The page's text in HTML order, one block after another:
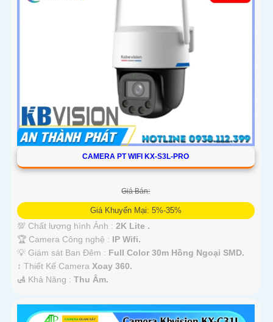
CAMERA PT WIFI KX-S3L-PRO
Giá Bán:
Giá Khuyến Mại: 5%-35%
💯 Chất lượng hình Ảnh : 2K Lite .
🏆 Camera Công nghệ : IP Wifi.
💡 Giám sát Ban Đêm : Full Color 30m Hồng Ngoại SMD.
↕️ Thiết Kế Camera Xoay 360.
️🛃 Khả Năng : Thu Âm.